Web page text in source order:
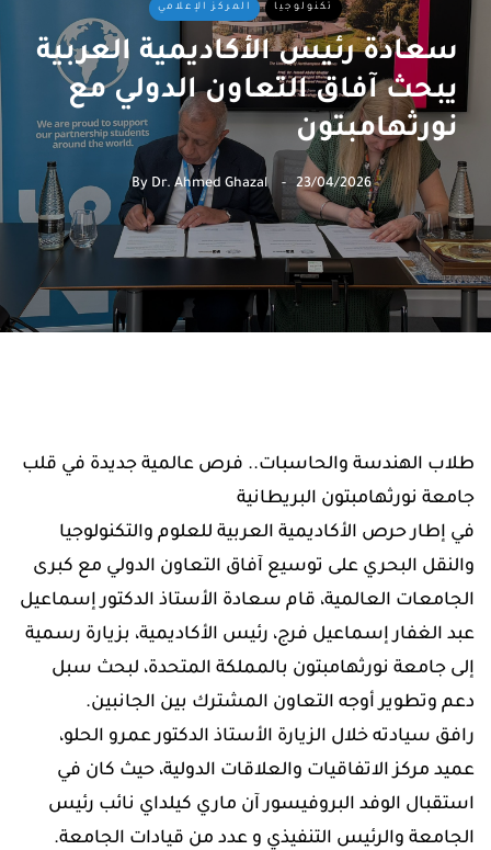
المركز الإعلامي تكنولوجيا
سعادة رئيس الأكاديمية العربية
يبحث آفاق التعاون الدولي مع
نورثهامبتون
By Dr. Ahmed Ghazal 23/04/2026
طلاب الهندسة والحاسبات.. فرص عالمية جديدة في قلب
جامعة نورثهامبتون البريطانية
في إطار حرص الأكاديمية العربية للعلوم والتكنولوجيا
والنقل البحري على توسيع آفاق التعاون الدولي مع كبرى
الجامعات العالمية، قام سعادة الأستاذ الدكتور إسماعيل
عبد الغفار إسماعيل فرج، رئيس الأكاديمية، بزيارة رسمية
إلى جامعة نورثهامبتون بالمملكة المتحدة، لبحث سبل
دعم وتطوير أوجه التعاون المشترك بين الجانبين.
رافق سيادته خلال الزيارة الأستاذ الدكتور عمرو الحلو،
عميد مركز الاتفاقيات والعلاقات الدولية، حيث كان في
استقبال الوفد البروفيسور آن ماري كيلداي نائب رئيس
الجامعة والرئيس التنفيذي و عدد من قيادات الجامعة.